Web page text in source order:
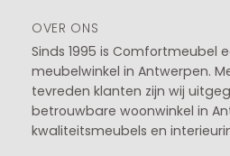
OVER ONS
Sinds 1995 is Comfortmeubel
meubelwinkel in Antwerpen.
tevreden klanten zijn wij
betrouwbare woonwinkel in
kwaliteitsmeubels en